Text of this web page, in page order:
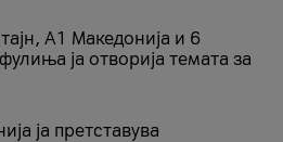
A1 Македонија и 6
ја отворија темата за
ја претставува